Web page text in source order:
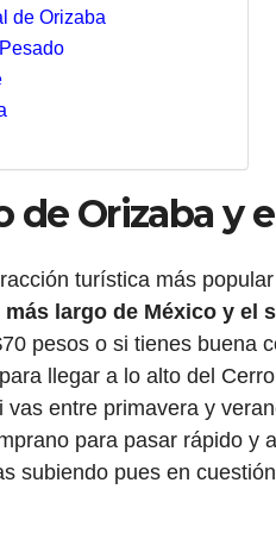
de Orizaba
de Orizaba y
turística más
largo de México y el
pesos o si tienes buena
llegar a lo alto del
vas entre primavera y
para pasar rápido y
subiendo pues en